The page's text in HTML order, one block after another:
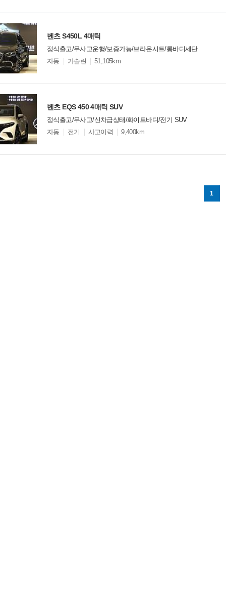
벤츠 S450L 4매틱
정식출고/무사고운행/보증가능/브라운시트/롱바디세단
모
션
자동 가솔린 51,105km
벤츠 EQS 450 4매틱 SUV
정식출고/무사고/신차급상태/화이트바디/전기 SUV
모
션
자동 전기 사고이력 9,400km
1